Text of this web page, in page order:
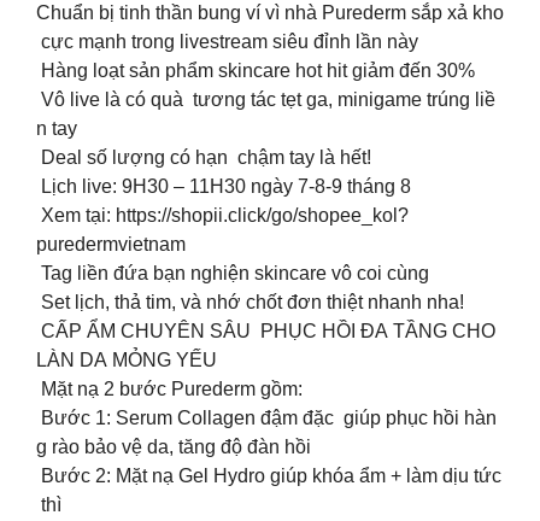
Chuẩn bị tinh thần bung ví vì nhà Purederm sắp xả kho
cực mạnh trong livestream siêu đỉnh lần này
Hàng loạt sản phẩm skincare hot hit giảm đến 30%
Vô live là có quà tương tác tẹt ga, minigame trúng liề
n tay
Deal số lượng có hạn chậm tay là hết!
Lịch live: 9H30 – 11H30 ngày 7-8-9 tháng 8
Xem tại: https://shopii.click/go/shopee_kol?
puredermvietnam
Tag liền đứa bạn nghiện skincare vô coi cùng
Set lịch, thả tim, và nhớ chốt đơn thiệt nhanh nha!
‍️ CẤP ẨM CHUYÊN SÂU PHỤC HỒI ĐA TẦNG CHO
LÀN DA MỎNG YẾU
Mặt nạ 2 bước Purederm gồm:
Bước 1: Serum Collagen đậm đặc giúp phục hồi hàn
g rào bảo vệ da, tăng độ đàn hồi
Bước 2: Mặt nạ Gel Hydro giúp khóa ẩm + làm dịu tức
thì